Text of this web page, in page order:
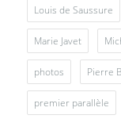
Louis de Saussure
Marie Javet
photos Pierre
premier parallèle